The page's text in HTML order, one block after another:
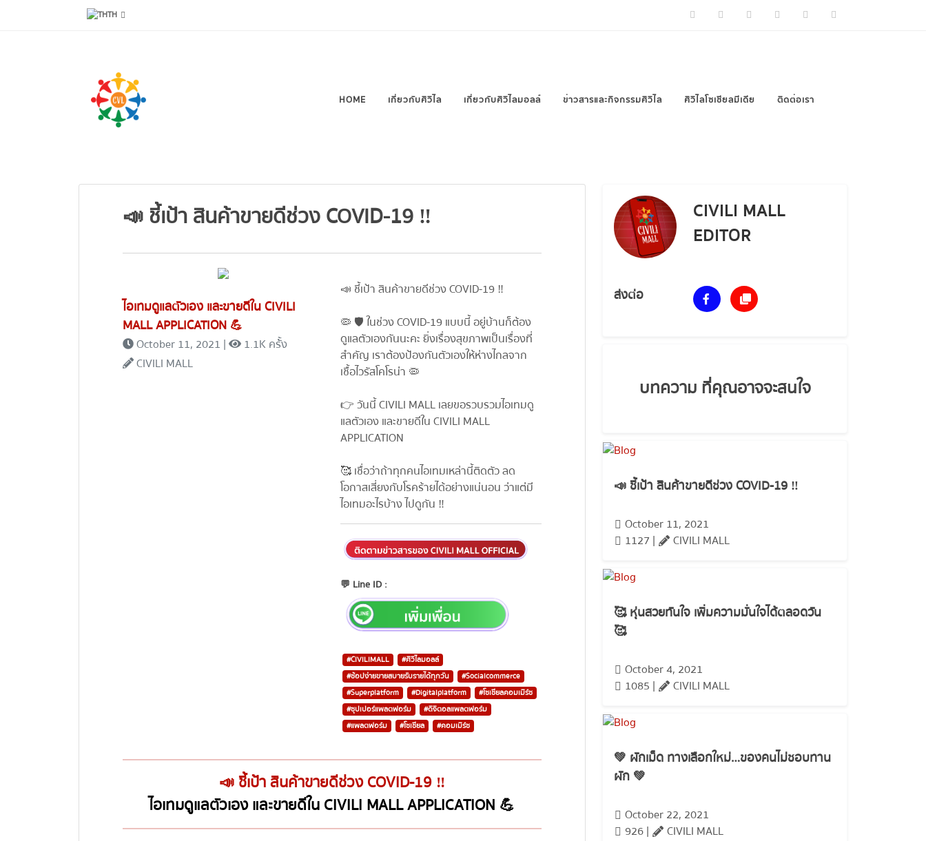
TH Facebook Youtube Instagram Tiktok CIVILI SUPPORT
HOME เกี่ยวกับศิวิไล เกี่ยวกับศิวิไลมอลล์ ข่าวสารและกิจกรรมศิวิไล ศิวิไลโซเชียลมีเดีย ติดต่อเรา
📣 ชี้เป้า สินค้าขายดีช่วง COVID-19 ‼️
ไอเทมดูแลตัวเอง และขายดีใน CIVILI
MALL APPLICATION 💪
October 11, 2021 |
1.1K ครั้้ง
CIVILI MALL
📣 ชี้เป้า สินค้าขายดีช่วง COVID-19 ‼️
🦠 🛡 ในช่วง COVID-19 แบบนี้ อยู่บ้านก็ต้อง
ดูแลตัวเองกันนะคะ ยิ่งเรื่องสุขภาพเป็นเรื่องที่
สำคัญ เราต้องป้องกันตัวเองให้ห่างไกลจาก
เชื้อไวรัสโคโรน่า 🦠
👉 วันนี้ CIVILI MALL เลยขอรวบรวมไอเทมดู
แลตัวเอง และขายดีใน CIVILI MALL
APPLICATION
🥰 เชื่อว่าถ้าทุกคนไอเทมเหล่านี้ติดตัว ลด
โอกาสเสี่ยงกับโรคร้ายได้อย่างแน่นอน ว่าแต่มี
ไอเทมอะไรบ้าง ไปดูกัน ‼️
💬 Line ID :
#CIVILIMALL
#ศิวิไลมอลล์
#ช้อปง่ายขายสบายรับรายได้ทุกวัน
#Socialcommerce
#Superplatform
#Digitalplatform
#โซเชียลคอมเมิร์ซ
#ซุปเปอร์แพลตฟอร์ม
#ดิจิตอลแพลตฟอร์ม
#แพลตฟอร์ม
#โซเชียล #คอมเมิร์ซ
📣 ชี้เป้า สินค้าขายดีช่วง COVID-19 ‼️
ไอเทมดูแลตัวเอง และขายดีใน CIVILI MALL APPLICATION 💪
CIVILI MALL
EDITOR
ส่งต่อ
บทความ ที่คุณอาจจะสนใจ
📣 ชี้เป้า สินค้าขายดีช่วง COVID-19 ‼️
October 11, 2021
1127 |
CIVILI MALL
🥰 หุ่นสวยทันใจ เพิ่มความมั่นใจได้ตลอดวัน
🥰
October 4, 2021
1085 |
CIVILI MALL
💚 ผักเม็ด ทางเลือกใหม่…ของคนไม่ชอบทาน
ผัก 💚
October 22, 2021
926 |
CIVILI MALL